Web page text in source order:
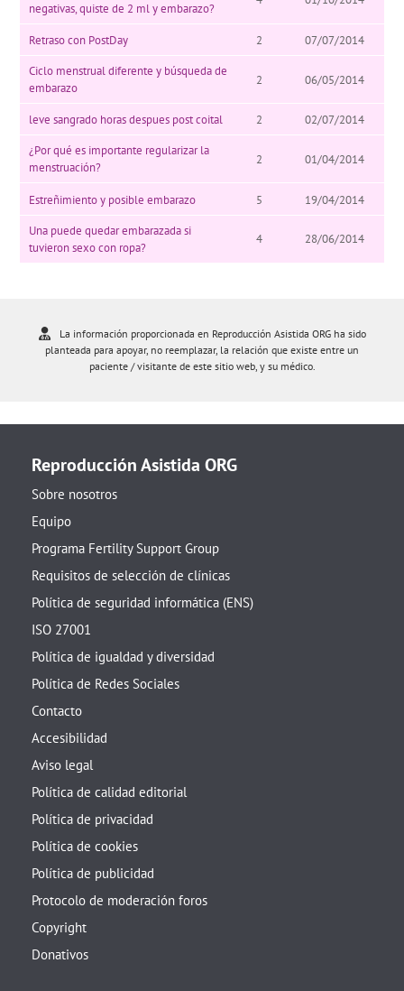
negativas, quiste de 2 ml y embarazo?
Retraso con PostDay 2
07/07/2014
Ciclo menstrual diferente y búsqueda de
embarazo
2 06/05/2014
leve sangrado horas despues post coital 2
02/07/2014
¿Por qué es importante regularizar la
menstruación?
2 01/04/2014
Estreñimiento y posible embarazo 5
19/04/2014
Una puede quedar embarazada si
tuvieron sexo con ropa?
4 28/06/2014
La información proporcionada en Reproducción Asistida ORG ha sido
planteada para apoyar, no reemplazar, la relación que existe entre un
paciente / visitante de este sitio web, y su médico.
Reproducción Asistida ORG
Sobre nosotros
Equipo
Programa Fertility Support Group
Requisitos de selección de clínicas
Política de seguridad informática (ENS)
ISO 27001
Política de igualdad y diversidad
Política de Redes Sociales
Contacto
Accesibilidad
Aviso legal
Política de calidad editorial
Política de privacidad
Política de cookies
Política de publicidad
Protocolo de moderación foros
Copyright
Donativos